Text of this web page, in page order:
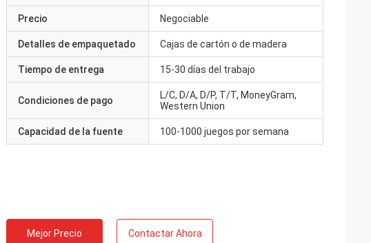
Precio Negociable
Detalles de empaquetado Cajas de cartón o de madera
Tiempo de entrega 15-30 días del trabajo
Condiciones de pago
L/C, D/A, D/P, T/T, MoneyGram,
Western Union
Capacidad de la fuente 100-1000 juegos por semana
Mejor Precio Contactar Ahora